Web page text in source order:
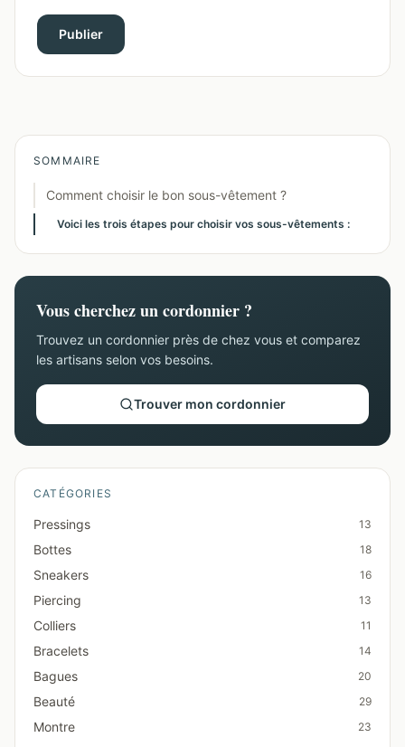
Publier
SOMMAIRE
Comment choisir le bon sous-vêtement ?
Voici les trois étapes pour choisir vos sous-vêtements :
Vous cherchez un cordonnier ?
Trouvez un cordonnier près de chez vous et comparez
les artisans selon vos besoins.
Trouver mon cordonnier
CATÉGORIES
Pressings 13
Bottes 18
Sneakers 16
Piercing 13
Colliers 11
Bracelets 14
Bagues 20
Beauté 29
Montre 23